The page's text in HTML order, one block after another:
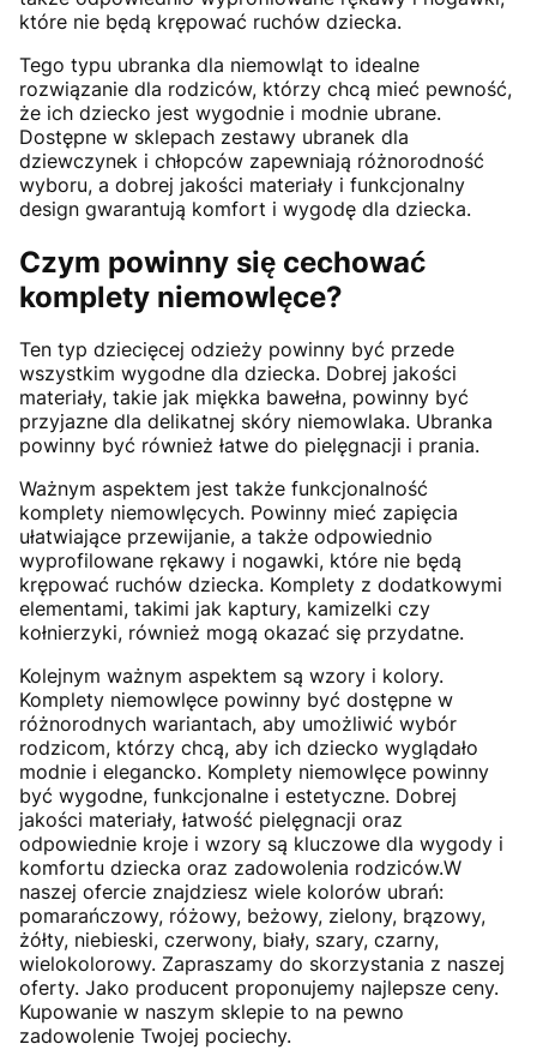
które nie będą krępować ruchów dziecka.
Tego typu ubranka dla niemowląt to idealne
rozwiązanie dla rodziców, którzy chcą mieć pewność,
że ich dziecko jest wygodnie i modnie ubrane.
Dostępne w sklepach zestawy ubranek dla
dziewczynek i chłopców zapewniają różnorodność
wyboru, a dobrej jakości materiały i funkcjonalny
design gwarantują komfort i wygodę dla dziecka.
Czym powinny się cechować
komplety niemowlęce?
Ten typ dziecięcej odzieży powinny być przede
wszystkim wygodne dla dziecka. Dobrej jakości
materiały, takie jak miękka bawełna, powinny być
przyjazne dla delikatnej skóry niemowlaka. Ubranka
powinny być również łatwe do pielęgnacji i prania.
Ważnym aspektem jest także funkcjonalność
komplety niemowlęcych. Powinny mieć zapięcia
ułatwiające przewijanie, a także odpowiednio
wyprofilowane rękawy i nogawki, które nie będą
krępować ruchów dziecka. Komplety z dodatkowymi
elementami, takimi jak kaptury, kamizelki czy
kołnierzyki, również mogą okazać się przydatne.
Kolejnym ważnym aspektem są wzory i kolory.
Komplety niemowlęce powinny być dostępne w
różnorodnych wariantach, aby umożliwić wybór
rodzicom, którzy chcą, aby ich dziecko wyglądało
modnie i elegancko. Komplety niemowlęce powinny
być wygodne, funkcjonalne i estetyczne. Dobrej
jakości materiały, łatwość pielęgnacji oraz
odpowiednie kroje i wzory są kluczowe dla wygody i
komfortu dziecka oraz zadowolenia rodziców.W
naszej ofercie znajdziesz wiele kolorów ubrań:
pomarańczowy, różowy, beżowy, zielony, brązowy,
żółty, niebieski, czerwony, biały, szary, czarny,
wielokolorowy. Zapraszamy do skorzystania z naszej
oferty. Jako producent proponujemy najlepsze ceny.
Kupowanie w naszym sklepie to na pewno
zadowolenie Twojej pociechy.